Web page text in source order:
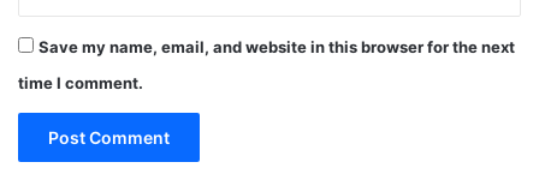
Save my name, email, and website in this browser for the next
time I comment.